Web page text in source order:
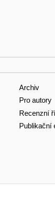
Archiv
Pro autory
Recenzní
Publikační